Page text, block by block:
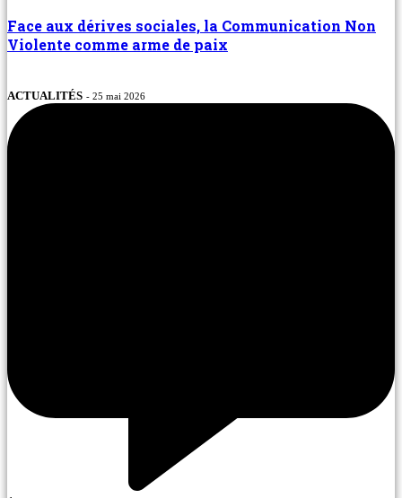
Face aux dérives sociales, la Communication Non
Violente comme arme de paix
ACTUALITÉS - 25 mai 2026